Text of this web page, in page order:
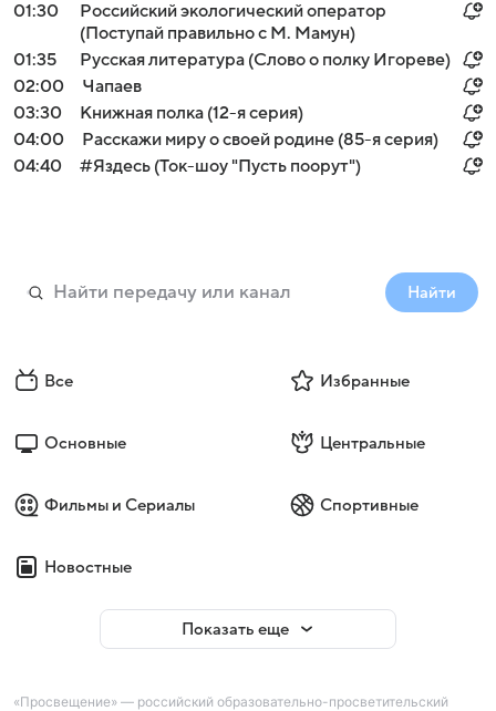
01:30
Российский экологический оператор
(Поступай правильно с М. Мамун)
01:35
Русская литература (Слово о полку Игореве)
02:00
Чапаев
03:30
Книжная полка (12-я серия)
04:00
Расскажи миру о своей родине (85-я серия)
04:40
#Яздесь (Ток-шоу "Пусть поорут")
Найти
Все Избранные
Основные Центральные
Фильмы и Сериалы Спортивные
Новостные
Показать еще
«Просвещение» — российский образовательно-просветительский